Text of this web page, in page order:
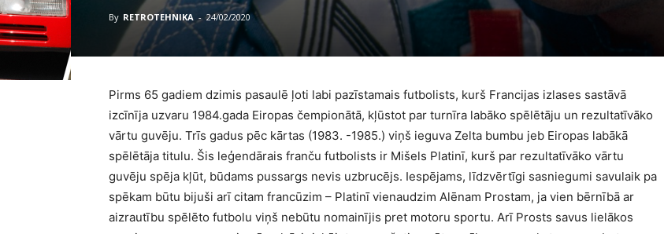
By RETROTEHNIKA - 24/02/2020
Pirms 65 gadiem dzimis pasaulē ļoti labi pazīstamais futbolists, kurš Francijas izlases sastāvā
izcīnīja uzvaru 1984.gada Eiropas čempionātā, kļūstot par turnīra labāko spēlētāju un rezultatīvāko
vārtu guvēju. Trīs gadus pēc kārtas (1983. -1985.) viņš ieguva Zelta bumbu jeb Eiropas labākā
spēlētāja titulu. Šis leģendārais franču futbolists ir Mišels Platinī, kurš par rezultatīvāko vārtu
guvēju spēja kļūt, būdams pussargs nevis uzbrucējs. Iespējams, līdzvērtīgi sasniegumi savulaik pa
spēkam būtu bijuši arī citam francūzim – Platinī vienaudzim Alēnam Prostam, ja vien bērnībā ar
aizrautību spēlēto futbolu viņš nebūtu nomainījis pret motoru sportu. Arī Prosts savus lielākos